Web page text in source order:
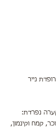
נייר
קמח וקינמון,